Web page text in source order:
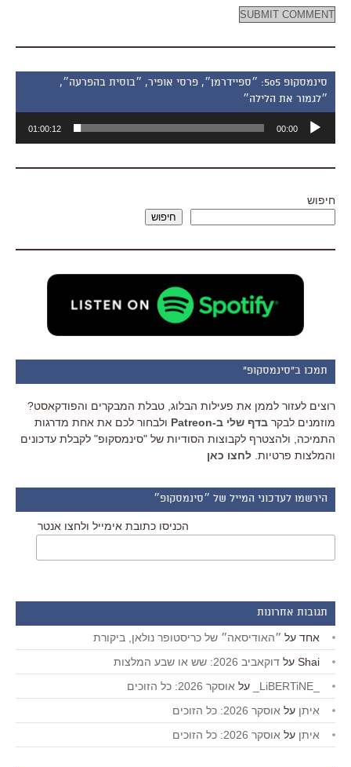
סינמסקופ 505: ״ספיידרמן״, פרסי אופיר, ״בוסית בהפרעה״,
״לגמור את הלילה״
אודיו
00:00
01:00:12
חיפוש
חיפוש
תמכו ב"סינמסקופ"
רוצים לעזור לממן את פעילות הבלוג, טבלת המבקרים והפודקאסט?
מוזמנים לבקר בדף שלי ב-Patreon
ולבחור לכם את אחת מדרגות
התמיכה, ולהצטרף לקבוצות הסודיות של "סינמסקופ" לקבלת עדכונים
והמלצות פרטיות. לחצו כאן
הירשמו לעדכוני המייל של ״סינמסקופ״
הכניסו כתובת אימייל ולחצו אנטר
תגובות אחרונות
אחד על ״האודיסאה״ של כריסטופר נולאן, ביקורת
Shai על דוקאביב 2026: שש או שבע המלצות
על אוסקר 2026: כל הזוכים
איתן על אוסקר 2026: כל הזוכים
איתן על אוסקר 2026: כל הזוכים